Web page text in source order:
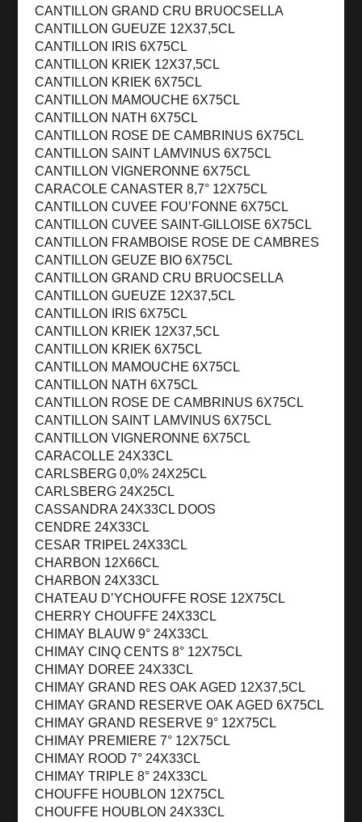
CANTILLON GRAND CRU BRUOCSELLA
CANTILLON GUEUZE 12X37,5CL
CANTILLON IRIS 6X75CL
CANTILLON KRIEK 12X37,5CL
CANTILLON KRIEK 6X75CL
CANTILLON MAMOUCHE 6X75CL
CANTILLON NATH 6X75CL
CANTILLON ROSE DE CAMBRINUS 6X75CL
CANTILLON SAINT LAMVINUS 6X75CL
CANTILLON VIGNERONNE 6X75CL
CARACOLE CANASTER 8,7° 12X75CL
CANTILLON CUVEE FOU’FONNE 6X75CL
CANTILLON CUVEE SAINT-GILLOISE 6X75CL
CANTILLON FRAMBOISE ROSE DE CAMBRES
CANTILLON GEUZE BIO 6X75CL
CANTILLON GRAND CRU BRUOCSELLA
CANTILLON GUEUZE 12X37,5CL
CANTILLON IRIS 6X75CL
CANTILLON KRIEK 12X37,5CL
CANTILLON KRIEK 6X75CL
CANTILLON MAMOUCHE 6X75CL
CANTILLON NATH 6X75CL
CANTILLON ROSE DE CAMBRINUS 6X75CL
CANTILLON SAINT LAMVINUS 6X75CL
CANTILLON VIGNERONNE 6X75CL
CARACOLLE 24X33CL
CARLSBERG 0,0% 24X25CL
CARLSBERG 24X25CL
CASSANDRA 24X33CL DOOS
CENDRE 24X33CL
CESAR TRIPEL 24X33CL
CHARBON 12X66CL
CHARBON 24X33CL
CHATEAU D’YCHOUFFE ROSE 12X75CL
CHERRY CHOUFFE 24X33CL
CHIMAY BLAUW 9° 24X33CL
CHIMAY CINQ CENTS 8° 12X75CL
CHIMAY DOREE 24X33CL
CHIMAY GRAND RES OAK AGED 12X37,5CL
CHIMAY GRAND RESERVE OAK AGED 6X75CL
CHIMAY GRAND RESERVE 9° 12X75CL
CHIMAY PREMIERE 7° 12X75CL
CHIMAY ROOD 7° 24X33CL
CHIMAY TRIPLE 8° 24X33CL
CHOUFFE HOUBLON 12X75CL
CHOUFFE HOUBLON 24X33CL